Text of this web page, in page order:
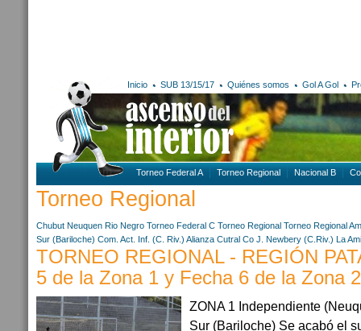
Inicio SUB 13/15/17 Quiénes somos Gol A Gol
Torneo Federal A Torneo Regional Nacional B
Torneo Regional
Chubut Neuquen Rio Negro Torneo Federal C Torneo Regional Torneo Regional
Sur (Bariloche) Com. Act. Inf. (C. Riv.) Alianza Cutral Co J. Newbery (C.Riv.) La
TORNEO REGIONAL - REGIÓN
5 de la Zona 1 y Fecha 6 de la Zona 2
ZONA 1 Independiente
Sur (Bariloche) Se acabó el